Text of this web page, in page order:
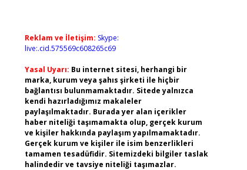
Reklam ve İletişim: Skype:
live:.cid.575569c608265c69
Yasal Uyarı: Bu internet sitesi, herhangi bir
marka, kurum veya şahıs şirketi ile hiçbir
bağlantısı bulunmamaktadır. Sitede yalnızca
kendi hazırladığımız makaleler
paylaşılmaktadır. Burada yer alan içerikler
haber niteliği taşımamakta olup, gerçek kurum
ve kişiler hakkında paylaşım yapılmamaktadır.
Gerçek kurum ve kişiler ile isim benzerlikleri
tamamen tesadüfidir. Sitemizdeki bilgiler taslak
halindedir ve tavsiye niteliği taşımazlar.